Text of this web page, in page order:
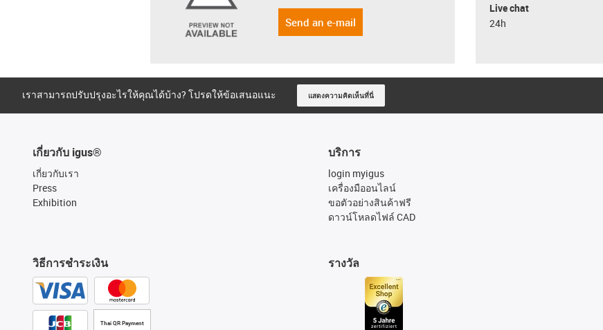
Send an e-mail
Live chat
24h
เราสามารถปรับปรุงอะไรให้คุณได้บ้าง? โปรดให้ข้อเสนอแนะ แสดงความคิดเห็นที่นี่
เกี่ยวกับ igus®
เกี่ยวกับเรา
Press
Exhibition
วิธีการชำระเงิน
Thai QR Payment
บริการ
login myigus
เครื่องมืออนไลน์
ขอตัวอย่างสินค้าฟรี
ดาวน์โหลดไฟล์ CAD
รางวัล